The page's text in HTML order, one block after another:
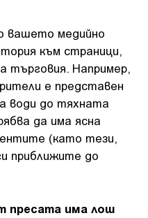
вашето медийно
към страници,
търговия. Например,
е представен
води до тяхната
да има ясна
(като тези,
приближите до
пресата има лош